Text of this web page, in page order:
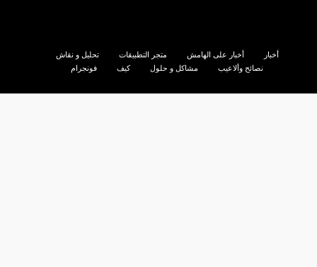
أخبار أخبار على الهامش متجر التطبيقات
تحليل و نقاش
نصائح وألاعيب
مشاكل و حلول كيف فونجرام